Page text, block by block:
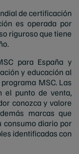
de certificación
es operada por
riguroso que tiene
para España y
y educación al
MSC. Las
el punto de venta,
conozca y valore
marcas que
consumo diario por
identificadas con